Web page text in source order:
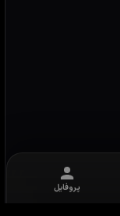
پروفایل